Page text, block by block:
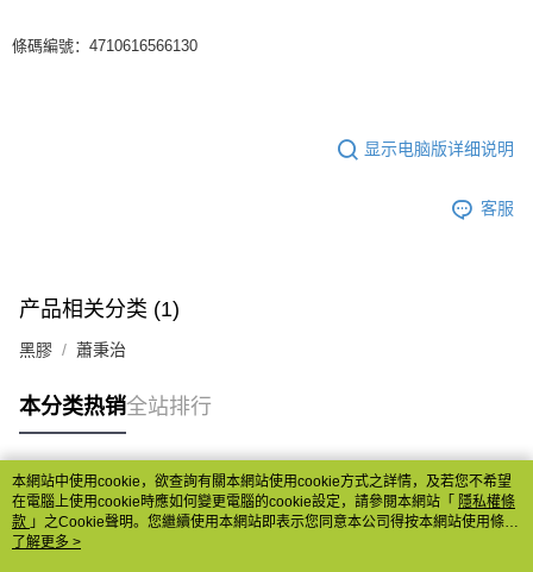
條碼編號：4710616566130
显示电脑版详细说明
客服
产品相关分类 (1)
黑膠 蕭秉治
本分类热销全站排行
热门标签
本網站中使用cookie，欲查詢有關本網站使用cookie方式之詳情，及若您不希望
在電腦上使用cookie時應如何變更電腦的cookie設定，請參閱本網站「 隱私權條
款 」之Cookie聲明。您繼續使用本網站即表示您同意本公司得按本網站使用條款
之Cookie聲明使用cookie。
了解更多 >